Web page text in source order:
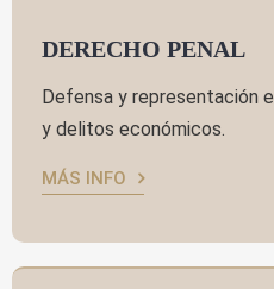
DERECHO PENAL
Defensa y representación
y delitos económicos.
MÁS INFO